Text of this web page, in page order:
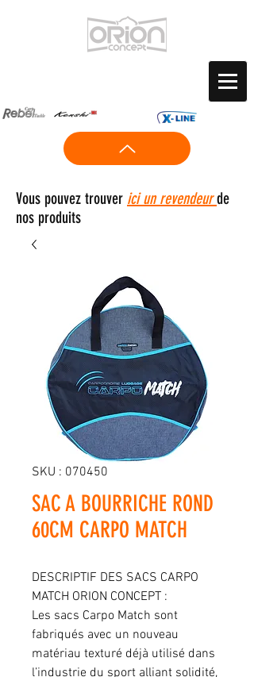
Vous pouvez trouver ici un revendeurde
nos produits
SKU : 070450
SAC A BOURRICHE ROND
60CM CARPO MATCH
DESCRIPTIF DES SACS CARPO
MATCH ORION CONCEPT :
Les sacs Carpo Match sont
fabriqués avec un nouveau
matériau texturé déjà utilisé dans
l’industrie du sport alliant solidité,